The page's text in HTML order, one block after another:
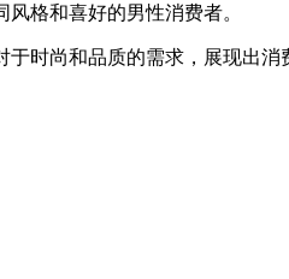
风格和喜好的男性消费者。
时尚和品质的需求，展现出消